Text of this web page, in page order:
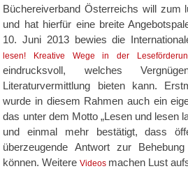
Büchereiverband Österreichs will zum
und hat hierfür eine breite
10. Juni 2013 bewies die
lesen! Kreative Wege in der
eindrucksvoll, welches
Literaturvermittlung bieten kann.
wurde in diesem Rahmen auch ein
das unter dem Motto „Lesen und lesen
und einmal mehr bestätigt, dass
überzeugende Antwort zur
können. WeitereVideos machen Lust